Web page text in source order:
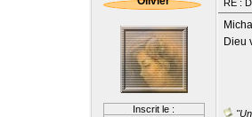
Inscrit le :
RE :
Dieu